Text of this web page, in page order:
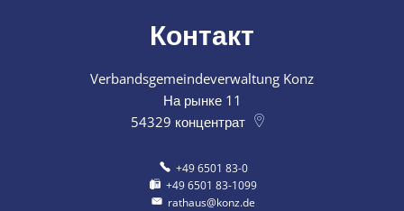
Контакт
Verbandsgemeindeverwaltung Konz
На рынке 11
54329 концентрат
+49 6501 83-0
+49 6501 83-1099
rathaus@konz.de